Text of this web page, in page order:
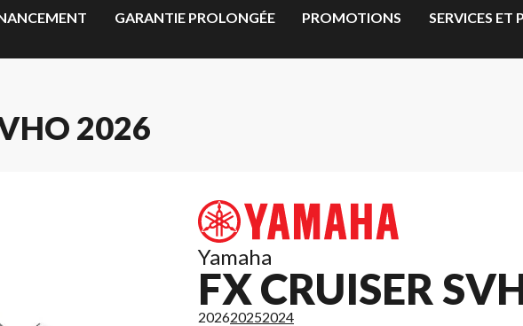
GARANTIE PROLONGÉE PROMOTIONS SERVICES ET
2026
Yamaha
FX CRUISER
202620252024